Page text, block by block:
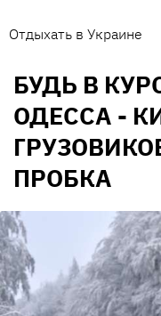
Отдыхать в Украине
БУДЬ В
ОДЕССА -
ПРОБКА